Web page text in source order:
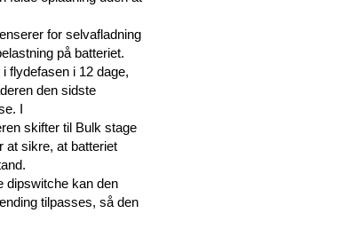
for selvafladning
på batteriet.
flydefasen i 12 dage,
den sidste
I
skifter til Bulk stage
at sikre, at batteriet
dipswitche kan den
tilpasses, så den